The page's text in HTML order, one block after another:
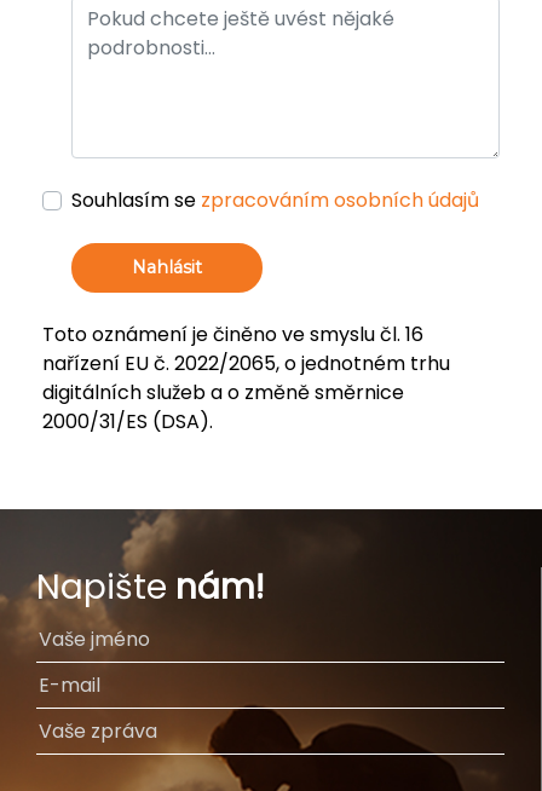
Souhlasím se zpracováním osobních údajů
Nahlásit
Toto oznámení je činěno ve smyslu čl. 16
nařízení EU č. 2022/2065, o jednotném trhu
digitálních služeb a o změně směrnice
2000/31/ES (DSA).
Napište nám!